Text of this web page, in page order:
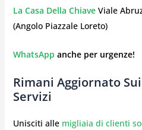
La Casa Della Chiave Viale
(Angolo Piazzale Loreto)
WhatsApp anche per urgenze!
Rimani Aggiornato
Servizi
Unisciti alle migliaia di clienti